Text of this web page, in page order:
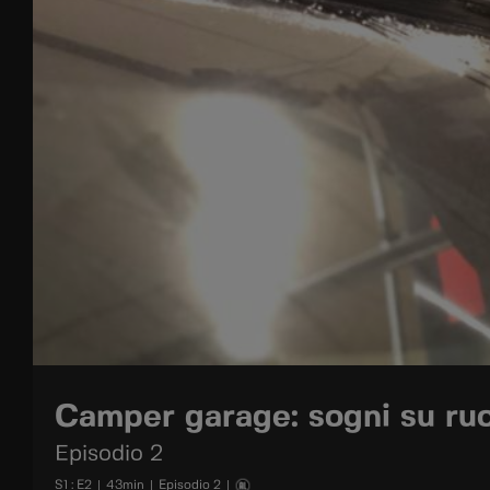
Camper garage: sogni su
Episodio 2
S1 : E2 43min Episodio 2